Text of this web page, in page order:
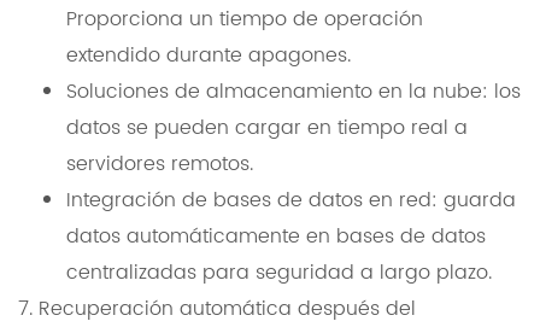
Proporciona un tiempo de operación
extendido durante apagones.
Soluciones de almacenamiento en la nube: los
datos se pueden cargar en tiempo real a
servidores remotos.
Integración de bases de datos en red: guarda
datos automáticamente en bases de datos
centralizadas para seguridad a largo plazo.
7. Recuperación automática después del